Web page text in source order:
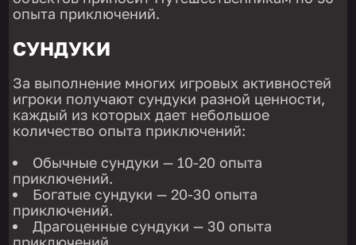
опыта приключений.
СУНДУКИ
За выполнение многих игровых активностей
игроки получают сундуки разной ценности,
каждый из которых дает небольшое
количество опыта приключений:
Обычные сундуки — 10-20 опыта
приключений.
Богатые сундуки — 20-30 опыта
приключений.
Драгоценные сундуки — 30 опыта
приключений.